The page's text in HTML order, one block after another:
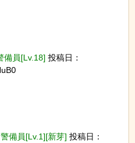
備員[Lv.18] 投稿日：
備員[Lv.1][新芽] 投稿日：